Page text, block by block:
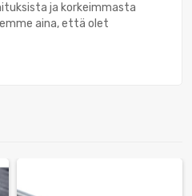
ja korkeimmasta
aina, että olet